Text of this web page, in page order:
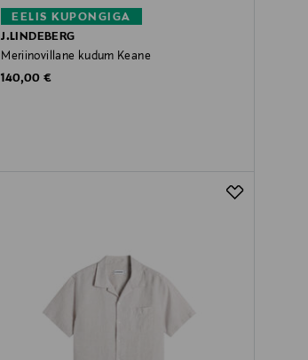
EELIS KUPONGIGA
J.LINDEBERG
Meriinovillane kudum Keane
Original Price
140,00 €